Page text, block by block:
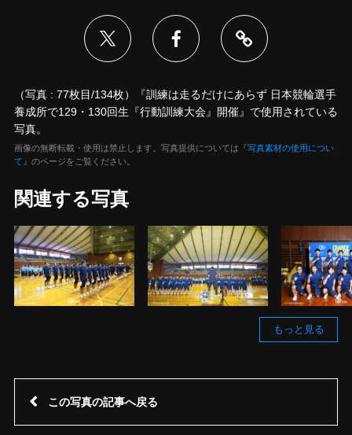
（写真 : 77枚目/134枚）『訓練は走るだけにあらず 日本競輪選手
養成所で129・130回生『行動訓練大会』開催』で使用されている
写真。
画像の無断転載・使用は禁止します。写真提供については『写真素材の使用につい
て 』のページをご覧ください。
関連する写真
もっと見る
この写真の記事へ戻る